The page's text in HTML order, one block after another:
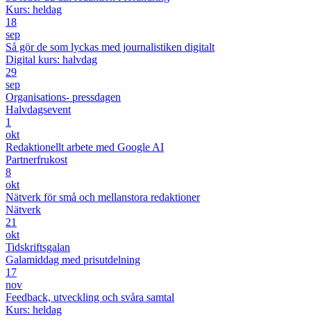
Kurs: heldag
18
sep
Så gör de som lyckas med journalistiken digitalt
Digital kurs: halvdag
29
sep
Organisations- pressdagen
Halvdagsevent
1
okt
Redaktionellt arbete med Google AI
Partnerfrukost
8
okt
Nätverk för små och mellanstora redaktioner
Nätverk
21
okt
Tidskriftsgalan
Galamiddag med prisutdelning
17
nov
Feedback, utveckling och svåra samtal
Kurs: heldag